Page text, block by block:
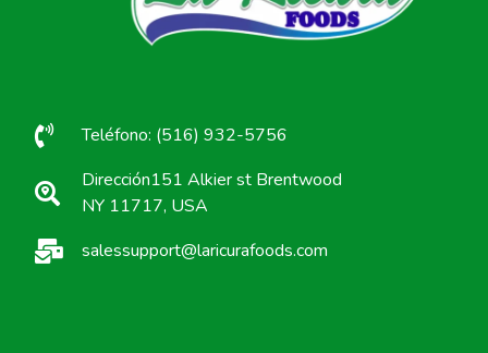
Teléfono: (516) 932-5756
Dirección151 Alkier st Brentwood
NY 11717, USA
salessupport@laricurafoods.com